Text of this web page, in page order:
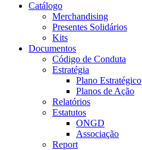
Catálogo
Merchandising
Presentes Solidários
Kits
Documentos
Código de Conduta
Estratégia
Plano Estratégico
Planos de Ação
Relatórios
Estatutos
ONGD
Associação
Report